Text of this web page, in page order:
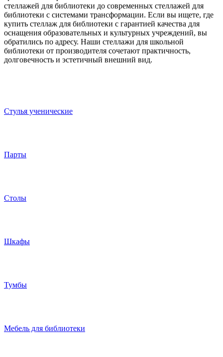
стеллажей для библиотеки до современных стеллажей для
библиотеки с системами трансформации. Если вы ищете, где
купить стеллаж для библиотеки с гарантией качества для
оснащения образовательных и культурных учреждений, вы
обратились по адресу. Наши стеллажи для школьной
библиотеки от производителя сочетают практичность,
долговечность и эстетичный внешний вид.
Стулья ученические
Парты
Столы
Шкафы
Тумбы
Мебель для библиотеки